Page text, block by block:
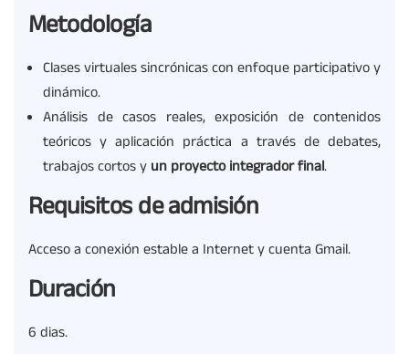
Metodología
Clases virtuales sincrónicas con enfoque participativo y
dinámico.
Análisis de casos reales, exposición de contenidos
teóricos y aplicación práctica a través de debates,
trabajos cortos yun proyecto integrador final.
Requisitos de admisión
Acceso a conexión estable a Internet y cuenta Gmail.
Duración
6 dias.